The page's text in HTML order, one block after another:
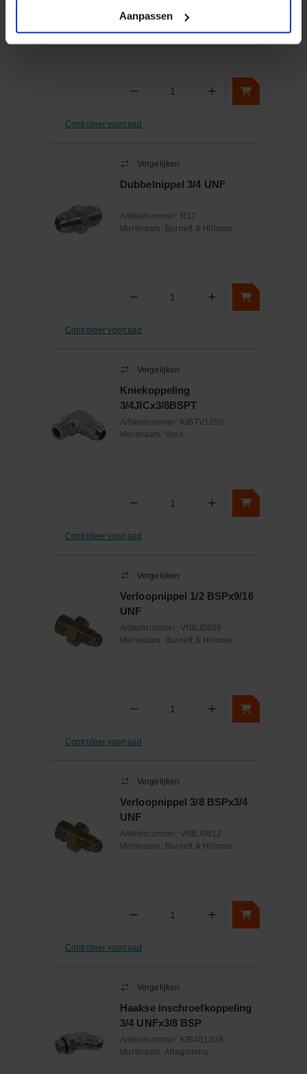
Aanpassen
Artikelnummer:
Merknaam:Alfagomma
− Aantal +
Controleer voorraad
Vergelijken
Dubbelnippel 3/4 UNF
Artikelnummer: R12
Merknaam: Burnett & Hillman
− Aantal +
Controleer voorraad
Vergelijken
Kniekoppeling
3/4JICx3/8BSPT
Artikelnummer: KIBTV1206
Merknaam: Voss
− Aantal +
Controleer voorraad
Vergelijken
Verloopnippel 1/2 BSPx9/16
UNF
Artikelnummer: VNBJ0809
Merknaam: Burnett & Hillman
− Aantal +
Controleer voorraad
Vergelijken
Verloopnippel 3/8 BSPx3/4
UNF
Artikelnummer: VNBJ0612
Merknaam: Burnett & Hillman
− Aantal +
Controleer voorraad
Vergelijken
Haakse inschroefkoppeling
3/4 UNFx3/8 BSP
Artikelnummer: KIB451206
Merknaam: Alfagomma